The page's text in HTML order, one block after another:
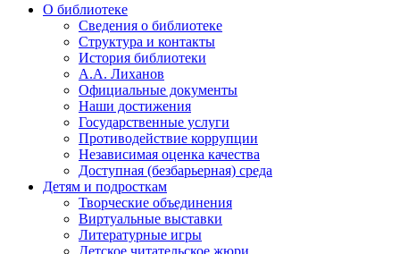
О библиотеке
Сведения о библиотеке
Структура и контакты
История библиотеки
А.А. Лиханов
Официальные документы
Наши достижения
Государственные услуги
Противодействие коррупции
Независимая оценка качества
Доступная (безбарьерная) среда
Детям и подросткам
Творческие объединения
Виртуальные выставки
Литературные игры
Детское читательское жюри